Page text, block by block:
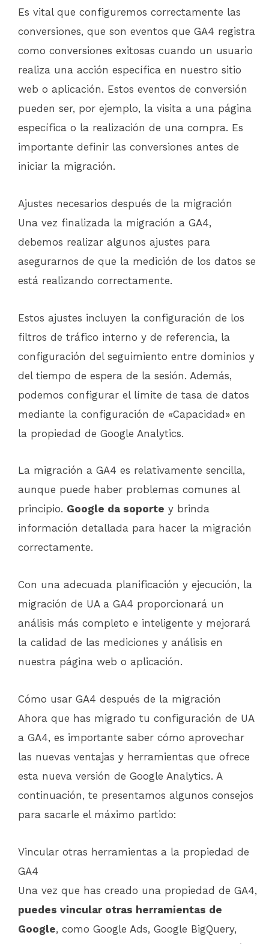
Es vital que configuremos correctamente las
conversiones, que son eventos que GA4 registra
como conversiones exitosas cuando un usuario
realiza una acción específica en nuestro sitio
web o aplicación. Estos eventos de conversión
pueden ser, por ejemplo, la visita a una página
específica o la realización de una compra. Es
importante definir las conversiones antes de
iniciar la migración.
Ajustes necesarios después de la migración
Una vez finalizada la migración a GA4,
debemos realizar algunos ajustes para
asegurarnos de que la medición de los datos se
está realizando correctamente.
Estos ajustes incluyen la configuración de los
filtros de tráfico interno y de referencia, la
configuración del seguimiento entre dominios y
del tiempo de espera de la sesión. Además,
podemos configurar el límite de tasa de datos
mediante la configuración de «Capacidad» en
la propiedad de Google Analytics.
La migración a GA4 es relativamente sencilla,
aunque puede haber problemas comunes al
principio. Google da soporte y brinda
información detallada para hacer la migración
correctamente.
Con una adecuada planificación y ejecución, la
migración de UA a GA4 proporcionará un
análisis más completo e inteligente y mejorará
la calidad de las mediciones y análisis en
nuestra página web o aplicación.
Cómo usar GA4 después de la migración
Ahora que has migrado tu configuración de UA
a GA4, es importante saber cómo aprovechar
las nuevas ventajas y herramientas que ofrece
esta nueva versión de Google Analytics. A
continuación, te presentamos algunos consejos
para sacarle el máximo partido:
Vincular otras herramientas a la propiedad de
GA4
Una vez que has creado una propiedad de GA4,
puedes vincular otras herramientas de
Google, como Google Ads, Google BigQuery,